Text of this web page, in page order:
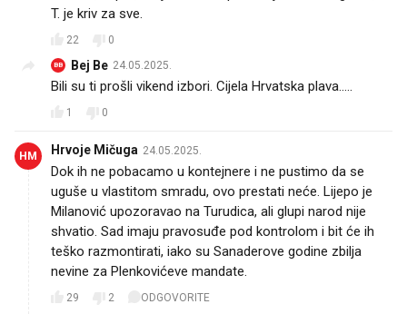
T. je kriv za sve.
22 0
BB Bej Be 24.05.2025.
Bili su ti prošli vikend izbori. Cijela Hrvatska plava.....
1 0
HM Hrvoje Mičuga 24.05.2025.
Dok ih ne pobacamo u kontejnere i ne pustimo da se
uguše u vlastitom smradu, ovo prestati neće. Lijepo je
Milanović upozoravao na Turudica, ali glupi narod nije
shvatio. Sad imaju pravosuđe pod kontrolom i bit će ih
teško razmontirati, iako su Sanaderove godine zbilja
nevine za Plenkovićeve mandate.
29 2 ODGOVORITE